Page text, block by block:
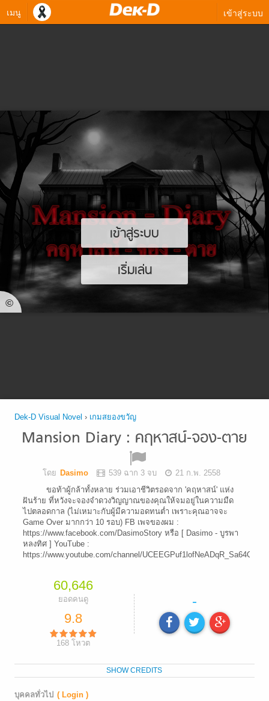
เมนู เข้าสู่ระบบ
เข้าสู่ระบบ
เริ่มเล่น
©
Dek-D Visual Novel › เกมสยองขวัญ
Mansion Diary : คฤหาสน์-จอง-ตาย
โดย Dasimo 539 ฉาก 3 จบ
21 ก.พ. 2558
ขอท้าผู้กล้าทั้งหลาย ร่วมเอาชีวิตรอดจาก 'คฤหาสน์' แห่ง
ฝันร้าย ที่หวังจะจองจำดวงวิญญาณของคุณให้จมอยู่ในความมืด
ไปตลอดกาล (ไม่เหมาะกับผู้มีความอดทนต่ำ เพราะคุณอาจจะ
Game Over มากกว่า 10 รอบ) FB เพจของผม :
https://www.facebook.com/DasimoStory หรือ [ Dasimo - บูรพา
หลงทิศ ] YouTube :
https://www.youtube.com/channel/UCEEGPuf1lofNeADqR_Sa64Q
60,646
ยอดคนดู
9.8
168โหวต
-
SHOW CREDITS
บุคคลทั่วไป ( Login )